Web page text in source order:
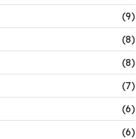
(9)
(8)
(8)
(7)
(6)
(6)